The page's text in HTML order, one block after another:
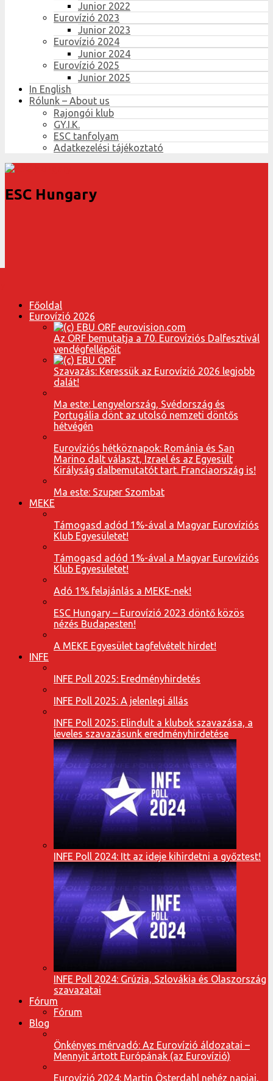
Junior 2022
Eurovízió 2023
Junior 2023
Eurovízió 2024
Junior 2024
Eurovízió 2025
Junior 2025
In English
Rólunk – About us
Rajongói klub
GY.I.K.
ESC tanfolyam
Adatkezelési tájékoztató
ESC Hungary
Főoldal
Eurovízió 2026
Az ORF bemutatja a 70. Eurovíziós Dalfesztivál
vendégfellépőit
Szavazás: Keressük az Eurovízió 2026 legjobb
dalát!
Ma este: Lengyelország, Svédország és
Portugália dönt az utolsó nemzeti döntős
hétvégén
Eurovíziós hétköznapok: Románia és San
Marino dalt választ, Izrael és az Egyesült
Királyság dalbemutatót tart. Franciaország is!
Ma este: Szuper Szombat
MEKE
Támogasd adód 1%-ával a Magyar Eurovíziós
Klub Egyesületet!
Támogasd adód 1%-ával a Magyar Eurovíziós
Klub Egyesületet!
Adó 1% felajánlás a MEKE-nek!
ESC Hungary – Eurovízió 2023 döntő közös
nézés Budapesten!
A MEKE Egyesület tagfelvételt hirdet!
INFE
INFE Poll 2025: Eredményhirdetés
INFE Poll 2025: A jelenlegi állás
INFE Poll 2025: Elindult a klubok szavazása, a
leveles szavazásunk eredményhirdetése
INFE Poll 2024: Itt az ideje kihirdetni a győztest!
INFE Poll 2024: Grúzia, Szlovákia és Olaszország
szavazatai
Fórum
Fórum
Blog
Önkényes mérvadó: Az Eurovízió áldozatai –
Mennyit ártott Európának (az Eurovízió)
Eurovízió 2024: Martin Österdahl nehéz napjai,